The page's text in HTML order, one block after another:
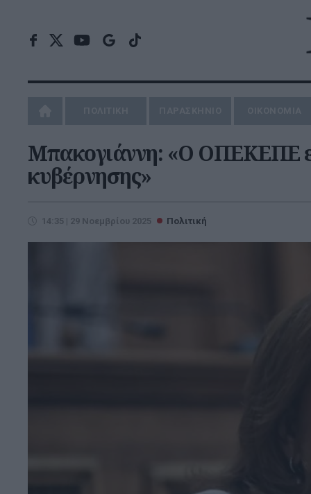
Μπακογιάννη: «Ο ΟΠΕΚΕΠΕ
κυβέρνησης»
14:35 | 29 Νοεμβρίου 2025 Πολιτική